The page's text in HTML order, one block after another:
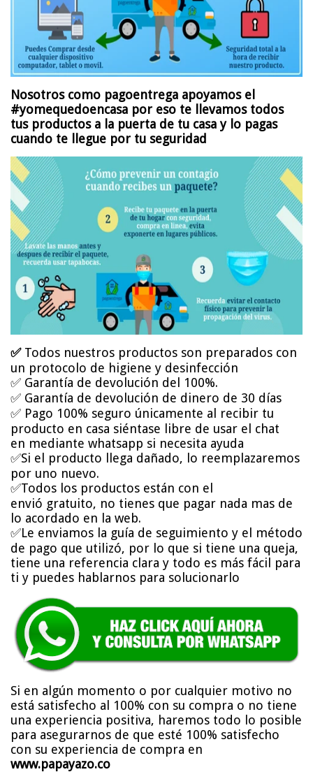
Nosotros como pagoentrega apoyamos el
#yomequedoencasa por eso te llevamos todos
tus productos a la puerta de tu casa y lo pagas
cuando te llegue por tu seguridad
✅ Todos nuestros productos son preparados con
un protocolo de higiene y desinfección
✅ Garantía de devolución del 100%.
✅ Garantía de devolución de dinero de 30 días
✅ Pago 100% seguro únicamente al recibir tu
producto en casa siéntase libre de usar el chat
en mediante whatsapp si necesita ayuda
✅Si el producto llega dañado, lo reemplazaremos
por uno nuevo.
✅Todos los productos están con el
envió gratuito, no tienes que pagar nada mas de
lo acordado en la web.
✅Le enviamos la guía de seguimiento y el método
de pago que utilizó, por lo que si tiene una queja,
tiene una referencia clara y todo es más fácil para
ti y puedes hablarnos para solucionarlo
Si en algún momento o por cualquier motivo no
está satisfecho al 100% con su compra o no tiene
una experiencia positiva, haremos todo lo posible
para asegurarnos de que esté 100% satisfecho
con su experiencia de compra en
www.papayazo.co